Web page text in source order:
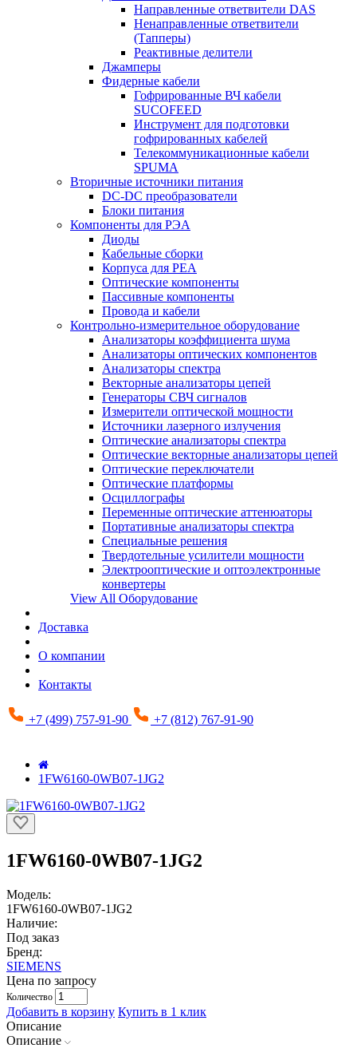
Направленные ответвители DAS
Ненаправленные ответвители
(Тапперы)
Реактивные делители
Джамперы
Фидерные кабели
Гофрированные ВЧ кабели
SUCOFEED
Инструмент для подготовки
гофрированных кабелей
Телекоммуникационные кабели
SPUMA
Вторичные источники питания
DC-DC преобразователи
Блоки питания
Компоненты для РЭА
Диоды
Кабельные сборки
Корпуса для РЕА
Оптические компоненты
Пассивные компоненты
Провода и кабели
Контрольно-измерительное оборудование
Анализаторы коэффициента шума
Анализаторы оптических компонентов
Анализаторы спектра
Векторные анализаторы цепей
Генераторы СВЧ сигналов
Измерители оптической мощности
Источники лазерного излучения
Оптические анализаторы спектра
Оптические векторные анализаторы цепей
Оптические переключатели
Оптические платформы
Осциллографы
Переменные оптические аттенюаторы
Портативные анализаторы спектра
Специальные решения
Твердотельные усилители мощности
Электрооптические и оптоэлектронные
конвертеры
View All Оборудование
Доставка
О компании
Контакты
+7 (499) 757-91-90 +7 (812) 767-91-90
1FW6160-0WB07-1JG2
1FW6160-0WB07-1JG2
Модель:
1FW6160-0WB07-1JG2
Наличие:
Под заказ
Бренд:
SIEMENS
Цена по запросу
Количество
Добавить в корзину Купить в 1 клик
Описание
Описание